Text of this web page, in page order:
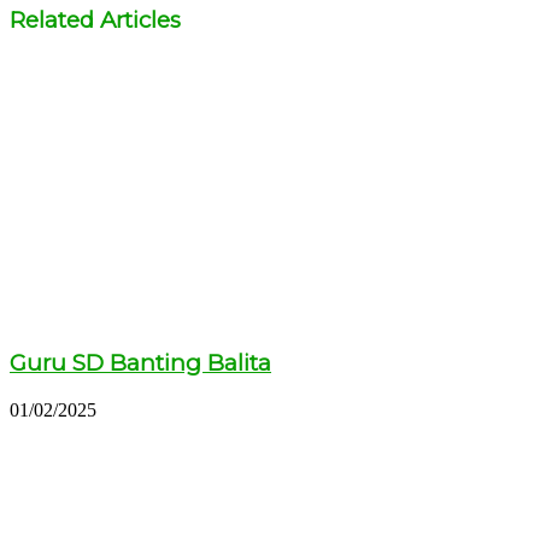
Related Articles
Guru SD Banting Balita
01/02/2025